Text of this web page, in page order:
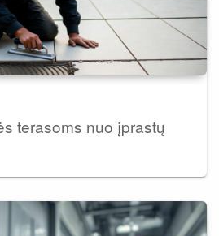
terasoms nuo įprastų